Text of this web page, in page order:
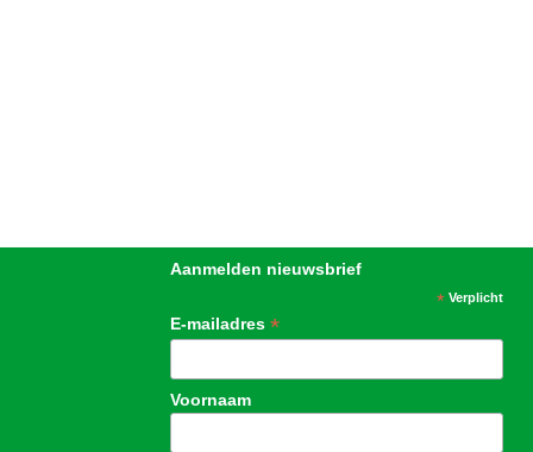
Aanmelden nieuwsbrief
*Verplicht
E-mailadres*
Voornaam